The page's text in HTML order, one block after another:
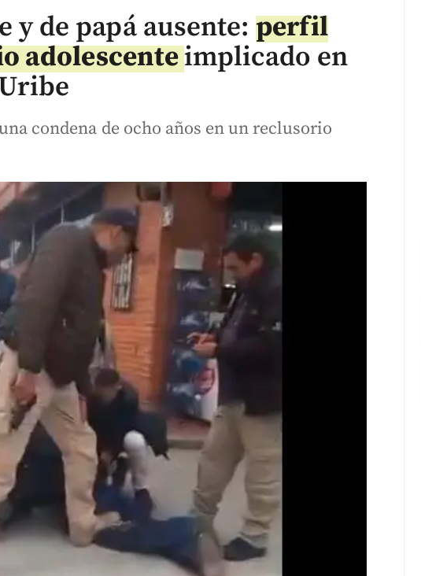
y de papá ausente:perfil
adolescenteimplicado en
condena de ocho años en un reclusorio